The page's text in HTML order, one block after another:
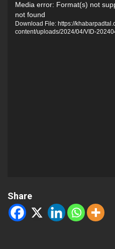
Player
Media error: Format(s) not
not found
Download File: https://
content/uploads/2024/04/VID-
Share